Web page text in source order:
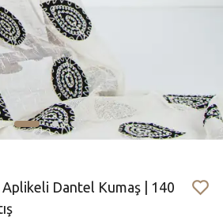
Aplikeli Dantel Kumaş | 140